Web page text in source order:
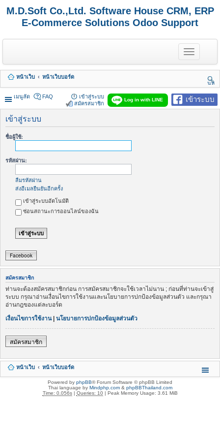
M.D.Soft Co.,Ltd. Software House CRM, ERP
E-Commerce Solutions Odoo Support
T
o
g
e
n
a
v
g
หน้าเว็บ
หน้าเว็บบอร์ด
นห
า
เมนูลัด
เข้าระบบ
Log in with LINE
FAQ
เข้าสู่ระบบ
สมัครสมาชิก
เข้าสู่ระบบ
ชื่อผู้ใช้:
รหัสผ่าน:
ลืมรหัสผ่าน
ส่งอีเมลยืนยันอีกครั้ง
เข้าสู่ระบบอัตโนมัติ
ซ่อนสถานะการออนไลน์ของฉัน
Facebook
สมัครสมาชิก
ท่านจะต้องสมัครสมาชิกก่อน การสมัครสมาชิกจะใช้เวลาไม่นาน ; ก่อนที่ท่านจะเข้าสู่
ระบบ กรุณาอ่านเงื่อนไขการใช้งานและนโยบายการปกป้องข้อมูลส่วนตัว และกรุณา
อ่านกฎของแต่ละบอร์ด
เงื่อนไขการใช้งาน| นโยบายการปกป้องข้อมูลส่วนตัว
สมัครสมาชิก
หน้าเว็บ หน้าเว็บบอร์ด
Powered by phpBB® Forum Software © phpBB Limited
Thai language by Mindphp.com& phpBBThailand.com
Time: 0.056s| Queries: 10| Peak Memory Usage: 3.61 MiB